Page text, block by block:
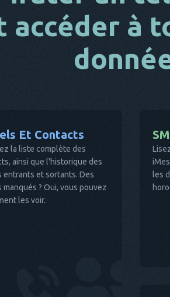
accéder à
Et Contacts
la liste complète des
ainsi que l'historique des
entrants et sortants. Des
manqués ? Oui, vous pouvez
les voir.
les